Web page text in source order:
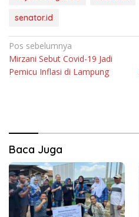
senator.id
Navigasi
pos
Pos sebelumnya
Mirzani Sebut Covid-19 Jadi
Pemicu Inflasi di Lampung
Baca Juga